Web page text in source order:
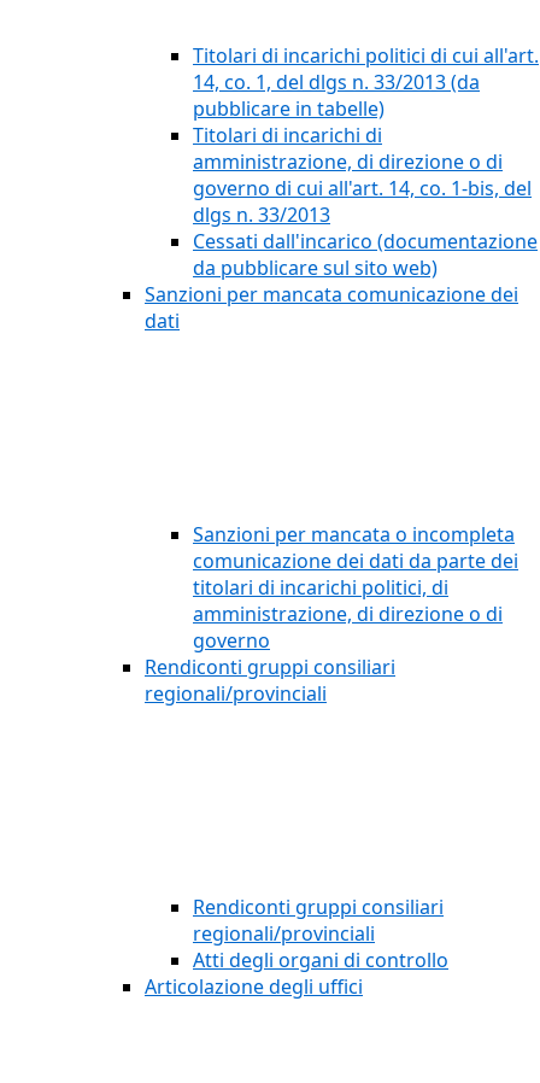
Titolari di incarichi politici di cui all'art.
14, co. 1, del dlgs n. 33/2013 (da
pubblicare in tabelle)
Titolari di incarichi di
amministrazione, di direzione o di
governo di cui all'art. 14, co. 1-bis, del
dlgs n. 33/2013
Cessati dall'incarico (documentazione
da pubblicare sul sito web)
Sanzioni per mancata comunicazione dei
dati
Sanzioni per mancata o incompleta
comunicazione dei dati da parte dei
titolari di incarichi politici, di
amministrazione, di direzione o di
governo
Rendiconti gruppi consiliari
regionali/provinciali
Rendiconti gruppi consiliari
regionali/provinciali
Atti degli organi di controllo
Articolazione degli uffici